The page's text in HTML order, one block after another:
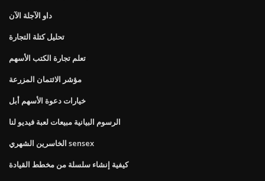
داو الآجلة الآن
تحليل كتلة التجارة
تعلم تجارة الكتب الأسهم
مؤشر الائتمان المزرعة
خيارات دعوة الأسهم أبل
الرسوم البيانية مبيعات لعبة فيديو لنا
الخاسرين الشهري sensex
كيفية إنشاء سلسلة من مخطط القيادة